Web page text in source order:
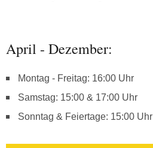
April - Dezember:
Montag - Freitag: 16:00 Uhr
Samstag: 15:00 & 17:00 Uhr
Sonntag & Feiertage: 15:00 Uhr